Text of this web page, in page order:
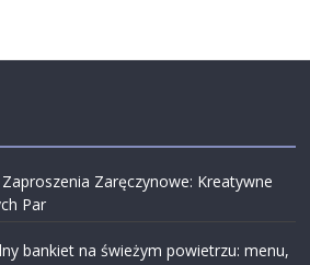
Zaręczynowe: Kreatywne
Par
bankiet na świeżym powietrzu: menu,